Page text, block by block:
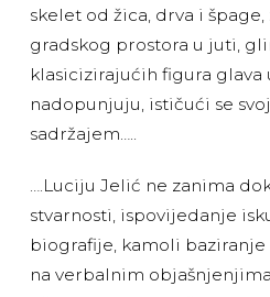
skelet od žica, drva i
gradskog prostora u juti,
klasicizirajućih figura glava
nadopunjuju, ističući se
sadržajem…..
….Luciju Jelić ne zanima
stvarnosti, ispovijedanje
biografije, kamoli
na verbalnim